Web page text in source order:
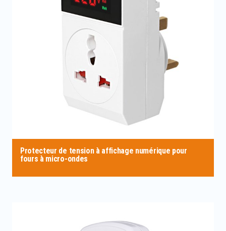
Protecteur de tension à affichage numérique pour
fours à micro-ondes